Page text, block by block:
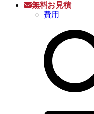
無料お見積
費用